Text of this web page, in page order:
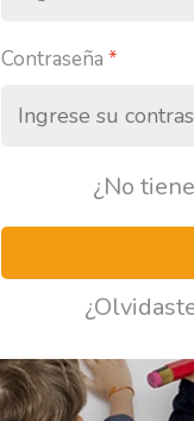
Contraseña *
¿No